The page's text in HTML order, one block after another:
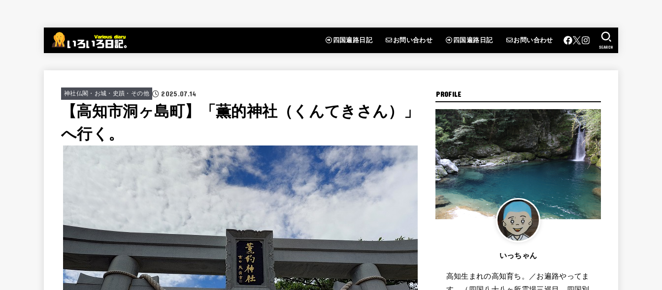
四国遍路日記 お問い合わせ 四国遍路日記 お問い合わせ
SEARCH
神社仏閣・お城・史蹟・その他 2025.07.14
【高知市洞ヶ島町】「薫的神社（くんてきさん）」
へ行く。
PROFILE
いっちゃん
高知生まれの高知育ち。／お遍路やってま